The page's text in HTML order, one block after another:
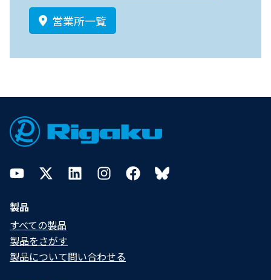
営業所一覧
Footer
YouTubeTwitterLinkedInInstagramFacebookBluesky
製品
すべての製品
製品をさがす
製品について問い合わせる​